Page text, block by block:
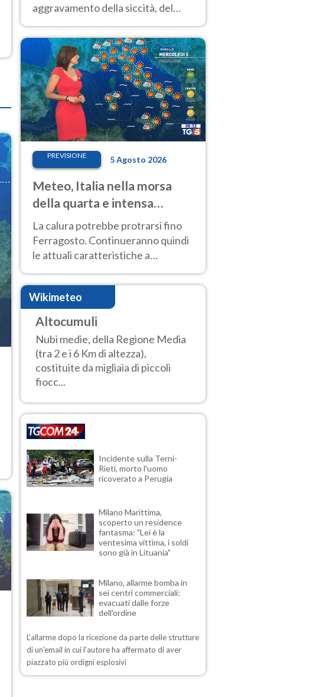
aggravamento della siccità, del
calore. Nessun cambiamento fino
Ferragosto
PREVISIONE 5 Agosto 2026
Meteo, Italia nella morsa
della quarta e intensa
ondata di caldo
La calura potrebbe protrarsi fino
Ferragosto. Continueranno quindi
le attuali caratteristiche a
dominare le prossime giornate:
caldo estremo e temporali di calore
Wikimeteo
Altocumuli
Nubi medie, della Regione Media
(tra 2 e i 6 Km di altezza),
costituite da migliaia di piccoli
fiocc...
Incidente sulla Terni-
Rieti, morto l'uomo
ricoverato a Perugia
Milano Marittima,
scoperto un residence
fantasma: "Lei è la
ventesima vittima, i soldi
sono già in Lituania"
Milano, allarme bomba in
sei centri commerciali:
evacuati dalle forze
dell'ordine
L'allarme dopo la ricezione da parte delle strutture
di un'email in cui l'autore ha affermato di aver
piazzato più ordigni esplosivi